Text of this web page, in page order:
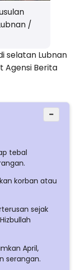
/
selatan Lubnan
Agensi Berita
−
tebal
korban atau
sejak
April,
serangan.